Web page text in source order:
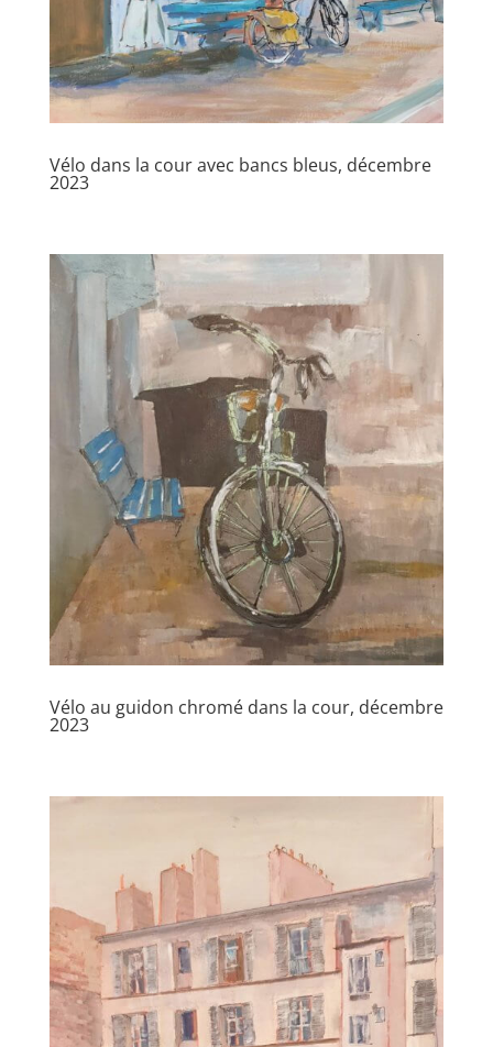
Vélo dans la cour avec bancs bleus, décembre
2023
Vélo au guidon chromé dans la cour, décembre
2023